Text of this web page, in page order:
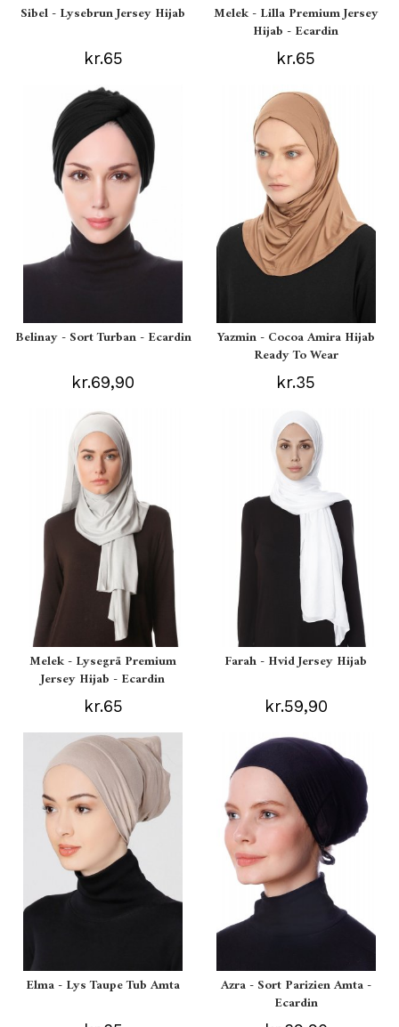
Sibel - Lysebrun Jersey Hijab
kr.65
Melek - Lilla Premium Jersey
Hijab - Ecardin
kr.65
Belinay - Sort Turban - Ecardin
kr.69,90
Yazmin - Cocoa Amira Hijab
Ready To Wear
kr.35
Melek - Lysegrå Premium
Jersey Hijab - Ecardin
kr.65
Farah - Hvid Jersey Hijab
kr.59,90
Elma - Lys Taupe Tub Amta
Azra - Sort Parizien Amta -
Ecardin